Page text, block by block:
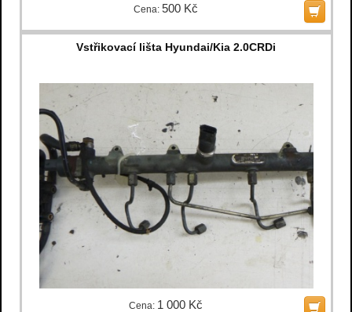
Cena: 500 Kč
Vstřikovací lišta Hyundai/Kia 2.0CRDi
Cena: 1 000 Kč